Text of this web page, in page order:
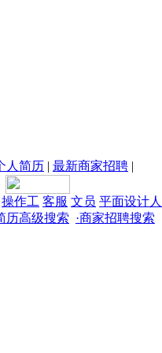
人简历 | 最新商家招聘 |
操作工 客服 文员 平面设计
历高级搜索 ·商家招聘搜索